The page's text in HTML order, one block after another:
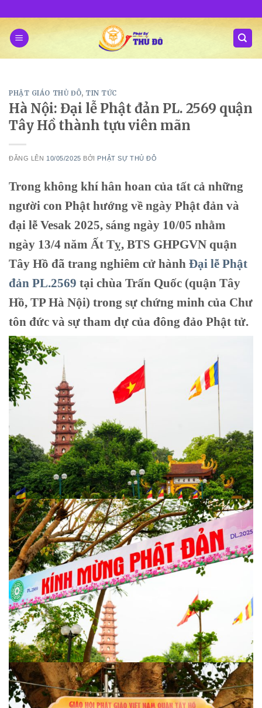
content
PHẬT GIÁO THỦ ĐÔ, TIN TỨC
Hà Nội: Đại lễ Phật đản PL. 2569 quận
Tây Hồ thành tựu viên mãn
ĐĂNG LÊN 10/05/2025 BỞI PHẬT SỰ THỦ ĐÔ
Trong không khí hân hoan của tất cả những
người con Phật hướng về ngày Phật đản và
đại lễ Vesak 2025, sáng ngày 10/05 nhằm
ngày 13/4 năm Ất Tỵ, BTS GHPGVN quận
Tây Hồ đã trang nghiêm cử hành Đại lễ Phật
đản PL.2569 tại chùa Trấn Quốc (quận Tây
Hồ, TP Hà Nội) trong sự chứng minh của Chư
tôn đức và sự tham dự của đông đảo Phật tử.